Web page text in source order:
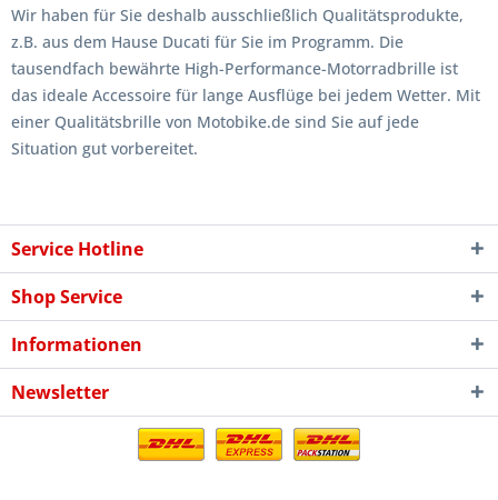
Wir haben für Sie deshalb ausschließlich Qualitätsprodukte,
z.B. aus dem Hause Ducati für Sie im Programm. Die
tausendfach bewährte High-Performance-Motorradbrille ist
das ideale Accessoire für lange Ausflüge bei jedem Wetter. Mit
einer Qualitätsbrille von Motobike.de sind Sie auf jede
Situation gut vorbereitet.
Service Hotline
Shop Service
Informationen
Newsletter